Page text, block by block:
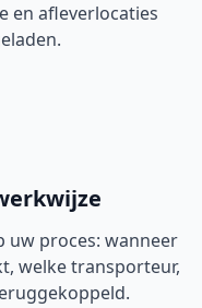
en afleverlocaties
uw proces: wanneer
welke transporteur,